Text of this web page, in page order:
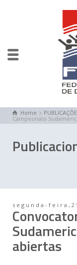
Home
Campeonato
segunda-
abiertas